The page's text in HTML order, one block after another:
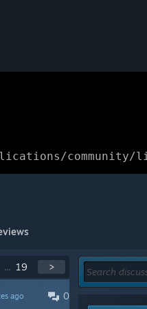
community/
... 19 >
0
ago